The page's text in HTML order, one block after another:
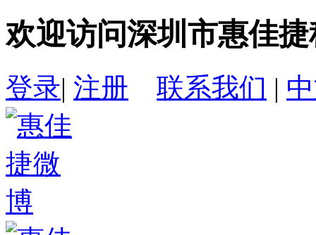
欢迎访问深圳市惠佳
登录| 注册 联系我们 |